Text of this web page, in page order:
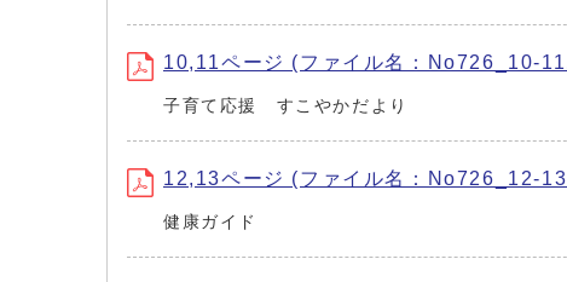
10,11ページ (ファイル名：No726_10-
子育て応援 すこやかだより
12,13ページ (ファイル名：No726_12-
健康ガイド